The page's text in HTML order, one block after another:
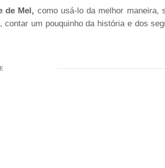
de Mel, como usá-lo da melhor maneira,
um pouquinho da história e dos